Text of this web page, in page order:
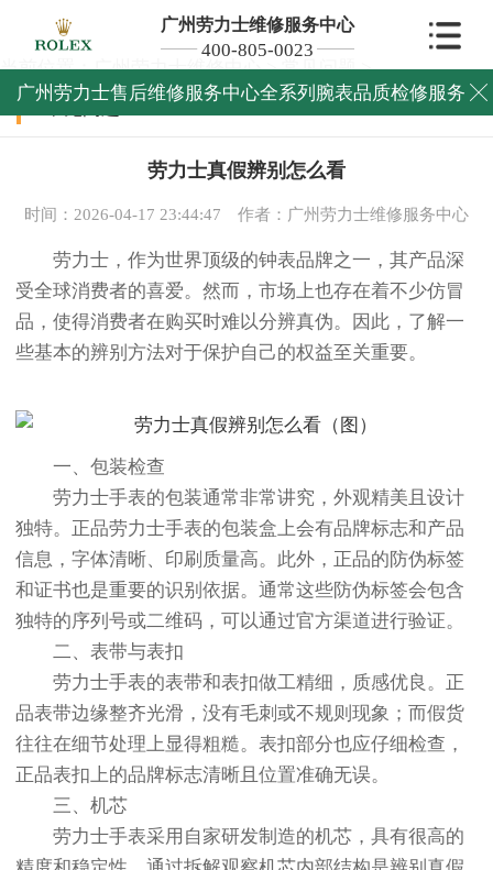
广州劳力士维修服务中心
400-805-0023
广州劳力士售后维修服务中心全系列腕表品质检修服务 
当前位置：广州劳力士维修中心>常见问题>
常见问题
劳力士真假辨别怎么看
时间：2026-04-17 23:44:47 作者：广州劳力士维修服务中心
劳力士，作为世界顶级的钟表品牌之一，其产品深
受全球消费者的喜爱。然而，市场上也存在着不少仿冒
品，使得消费者在购买时难以分辨真伪。因此，了解一
些基本的辨别方法对于保护自己的权益至关重要。
一、包装检查
劳力士手表的包装通常非常讲究，外观精美且设计
独特。正品劳力士手表的包装盒上会有品牌标志和产品
信息，字体清晰、印刷质量高。此外，正品的防伪标签
和证书也是重要的识别依据。通常这些防伪标签会包含
独特的序列号或二维码，可以通过官方渠道进行验证。
二、表带与表扣
劳力士手表的表带和表扣做工精细，质感优良。正
品表带边缘整齐光滑，没有毛刺或不规则现象；而假货
往往在细节处理上显得粗糙。表扣部分也应仔细检查，
正品表扣上的品牌标志清晰且位置准确无误。
三、机芯
劳力士手表采用自家研发制造的机芯，具有很高的